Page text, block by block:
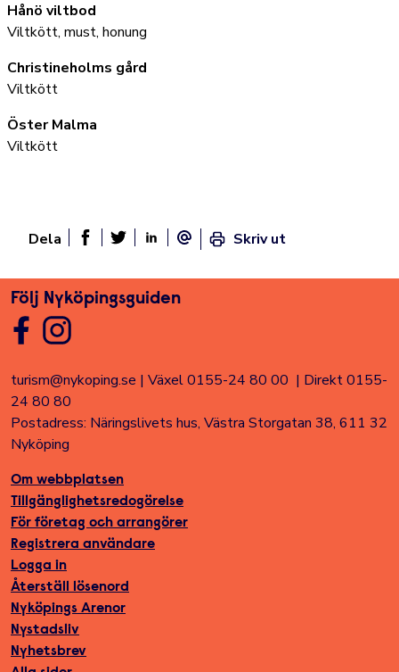
Hånö viltbod
Viltkött, must, honung
Christineholms gård
Viltkött
Öster Malma
Viltkött
Dela
Dela sidan på Facebook
E-post
Skriv ut
Följ Nyköpingsguiden
turism@nykoping.se | Växel 0155-24 80 00 | Direkt 0155-
24 80 80
Postadress: Näringslivets hus, Västra Storgatan 38, 611 32
Nyköping
Om webbplatsen
Tillgänglighetsredogörelse
För företag och arrangörer
Registrera användare
Logga in
Återställ lösenord
Nyköpings Arenor
Nystadsliv
Nyhetsbrev